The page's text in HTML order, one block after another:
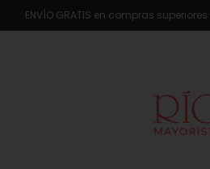
🔥5% OFF en compras superiores a